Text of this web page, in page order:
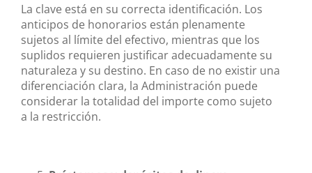
La clave está en su correcta identificación. Los
anticipos de honorarios están plenamente
sujetos al límite del efectivo, mientras que los
suplidos requieren justificar adecuadamente su
naturaleza y su destino. En caso de no existir una
diferenciación clara, la Administración puede
considerar la totalidad del importe como sujeto
a la restricción.